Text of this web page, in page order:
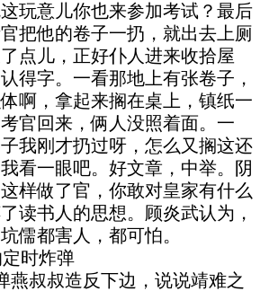
玩意儿你也来参加考试？最后
把他的卷子一扔，就出去上厕
点儿，正好仆人进来收拾屋
得字。一看那地上有张卷子，
啊，拿起来搁在桌上，镇纸一
官回来，俩人没照着面。一
我刚才扔过呀，怎么又搁这还
看一眼吧。好文章，中举。阴
样做了官，你敢对皇家有什么
读书人的思想。顾炎武认为，
儒都害人，都可怕。
定时炸弹
燕叔叔造反下边，说说靖难之